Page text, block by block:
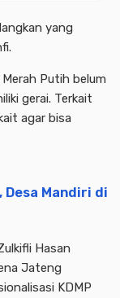
yang
Putih belum
gerai. Terkait
agar bisa
Desa Mandiri di
Hasan
Jateng
KDMP